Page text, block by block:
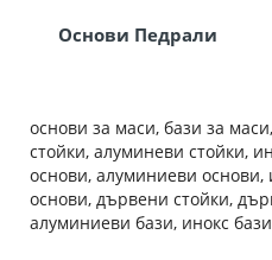
Основи Педрали
основи за маси, бази за
стойки, алуминеви стойки,
основи, алуминиеви основи,
основи, дървени стойки,
алуминиеви бази, инокс бази